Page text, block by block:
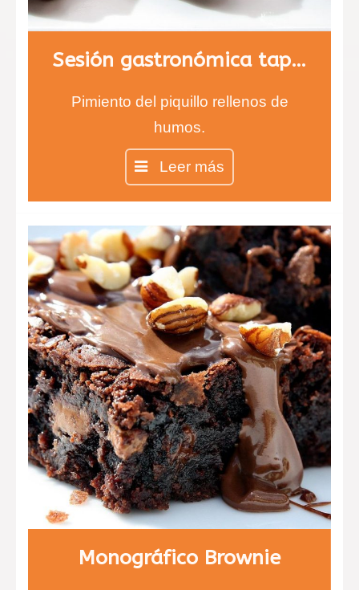
Sesión gastronómica tapas
Pimiento del piquillo rellenos de
humos.
Crujiente de Kikos.
Langostinos empanados con maíz y
salsa de romesco.
Saquitos de tomate chery mozarela
y pesto.
Cestitas de berenjena.
Esferas de queso de cabra y fresa
con membrana de Módena.
Chip de patatas y chorizo.
Tarta de salmón y mango.
Quique de setas
Leer más
Monográfico Brownie